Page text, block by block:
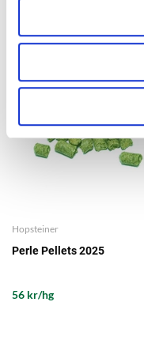
Hopsteiner
Perle Pellets 2025
56 kr/hg